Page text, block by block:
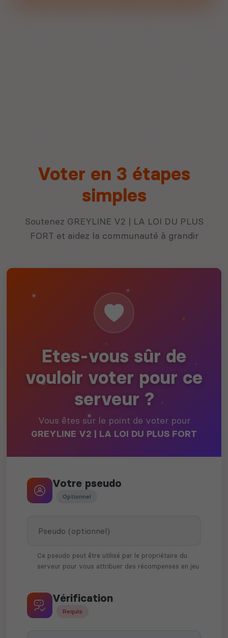
Voter en 3 étapes
simples
Soutenez GREYLINE V2 | LA LOI DU PLUS
FORT et aidez la communauté à grandir
Etes-vous sûr de
vouloir voter pour ce
serveur ?
Vous êtes sur le point de voter pour
GREYLINE V2 | LA LOI DU PLUS FORT
Votre pseudo
Optionnel
Ce pseudo peut être utilisé par le propriétaire du
serveur pour vous attribuer des récompenses en jeu
Vérification
Requis